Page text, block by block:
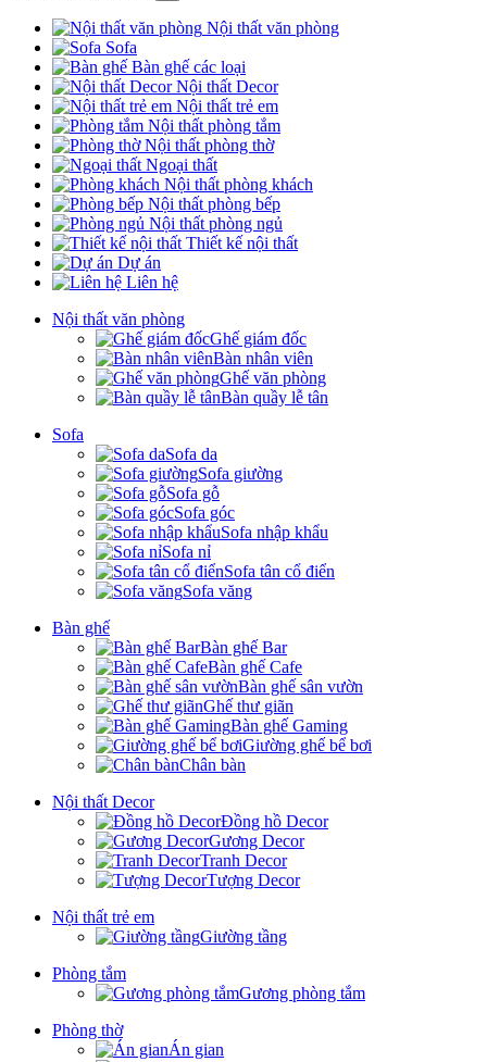
Nội thất văn phòng
Sofa
Bàn ghế các loại
Nội thất Decor
Nội thất trẻ em
Nội thất phòng tắm
Nội thất phòng thờ
Ngoại thất
Nội thất phòng khách
Nội thất phòng bếp
Nội thất phòng ngủ
Thiết kế nội thất
Dự án
Liên hệ
Nội thất văn phòng
Ghế giám đốc
Bàn nhân viên
Ghế văn phòng
Bàn quầy lễ tân
Sofa
Sofa da
Sofa giường
Sofa gỗ
Sofa góc
Sofa nhập khẩu
Sofa nỉ
Sofa tân cổ điển
Sofa văng
Bàn ghế
Bàn ghế Bar
Bàn ghế Cafe
Bàn ghế sân vườn
Ghế thư giãn
Bàn ghế Gaming
Giường ghế bể bơi
Chân bàn
Nội thất Decor
Đồng hồ Decor
Gương Decor
Tranh Decor
Tượng Decor
Nội thất trẻ em
Giường tầng
Phòng tắm
Gương phòng tắm
Phòng thờ
Án gian